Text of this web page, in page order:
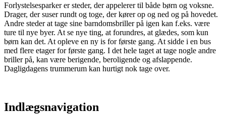
Forlystelsesparker er steder, der appelerer til både børn og voksne.
Drager, der suser rundt og toge, der kører op og ned og på hovedet.
Andre steder at tage sine barndomsbriller på igen kan f.eks. være
ture til nye byer. At se nye ting, at forundres, at glædes, som kun
børn kan det. At opleve en ny is for første gang. At sidde i en bus
med flere etager for første gang. I det hele taget at tage nogle andre
briller på, kan være berigende, beroligende og afslappende.
Dagligdagens trummerum kan hurtigt nok tage over.
Indlægsnavigation